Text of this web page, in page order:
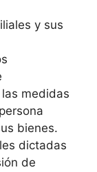
y sus
medidas
bienes.
dictadas
de